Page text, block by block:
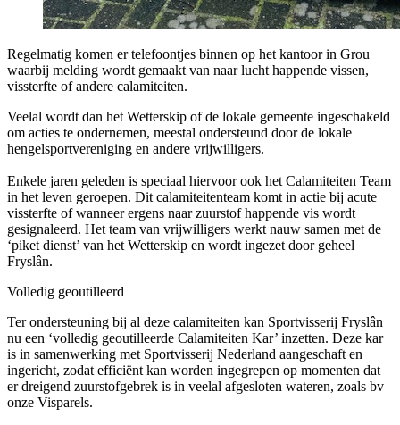
Regelmatig komen er telefoontjes binnen op het kantoor in Grou
waarbij melding wordt gemaakt van naar lucht happende vissen,
vissterfte of andere calamiteiten.
Veelal wordt dan het Wetterskip of de lokale gemeente ingeschakeld
om acties te ondernemen, meestal ondersteund door de lokale
hengelsportvereniging en andere vrijwilligers.
Enkele jaren geleden is speciaal hiervoor ook het Calamiteiten Team
in het leven geroepen. Dit calamiteitenteam komt in actie bij acute
vissterfte of wanneer ergens naar zuurstof happende vis wordt
gesignaleerd. Het team van vrijwilligers werkt nauw samen met de
‘piket dienst’ van het Wetterskip en wordt ingezet door geheel
Fryslân.
Volledig geoutilleerd
Ter ondersteuning bij al deze calamiteiten kan Sportvisserij Fryslân
nu een ‘volledig geoutilleerde Calamiteiten Kar’ inzetten. Deze kar
is in samenwerking met Sportvisserij Nederland aangeschaft en
ingericht, zodat efficiënt kan worden ingegrepen op momenten dat
er dreigend zuurstofgebrek is in veelal afgesloten wateren, zoals bv
onze Visparels.